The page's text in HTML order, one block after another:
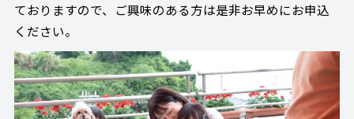
ておりますので、ご興味のある方は是非お早めにお申込
ください。